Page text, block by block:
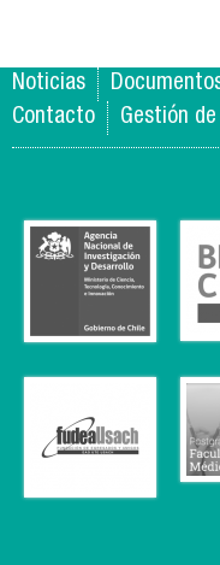
Noticias
Contacto
Gestión